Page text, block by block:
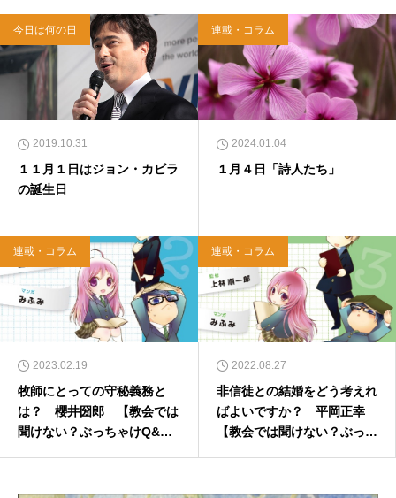
今日は何の日
2019.10.31
１１月１日はジョン・カビラ
の誕生日
連載・コラム
2024.01.04
１月４日「詩人たち」
連載・コラム
2023.02.19
牧師にとっての守秘義務と
は？ 櫻井圀郎 【教会では
聞けない？ぶっちゃけQ&
連載・コラム
2022.08.27
非信徒との結婚をどう考えれ
ばよいですか？ 平岡正幸
【教会では聞けない？ぶっち